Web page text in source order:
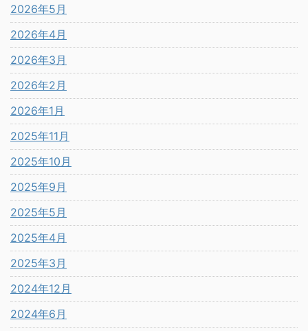
2026年5月
2026年4月
2026年3月
2026年2月
2026年1月
2025年11月
2025年10月
2025年9月
2025年5月
2025年4月
2025年3月
2024年12月
2024年6月